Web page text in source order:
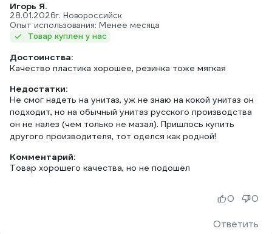
Игорь Я.
28.01.2026г. Новороссийск
Опыт использования: Менее месяца
Товар куплен у нас
Достоинства:
Качество пластика хорошее, резинка тоже мягкая
Недостатки:
Не смог надеть на унитаз, уж не знаю на кокой унитаз он
подходит, но на обычный унитаз русского производства
он не налез (чем только не мазал). Пришлось купить
другого производителя, тот оделся как родной!
Комментарий:
Товар хорошего качества, но не подошёл
Ответить
0 0